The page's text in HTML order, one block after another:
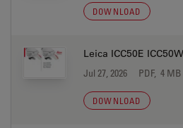
DOWNLOAD
Leica ICC50E
Jul 27, 2026 PDF, 4 MB
DOWNLOAD